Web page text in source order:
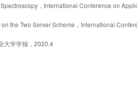
， International Conference on
the Two Server Scheme ， International
大学学报， 2020.4